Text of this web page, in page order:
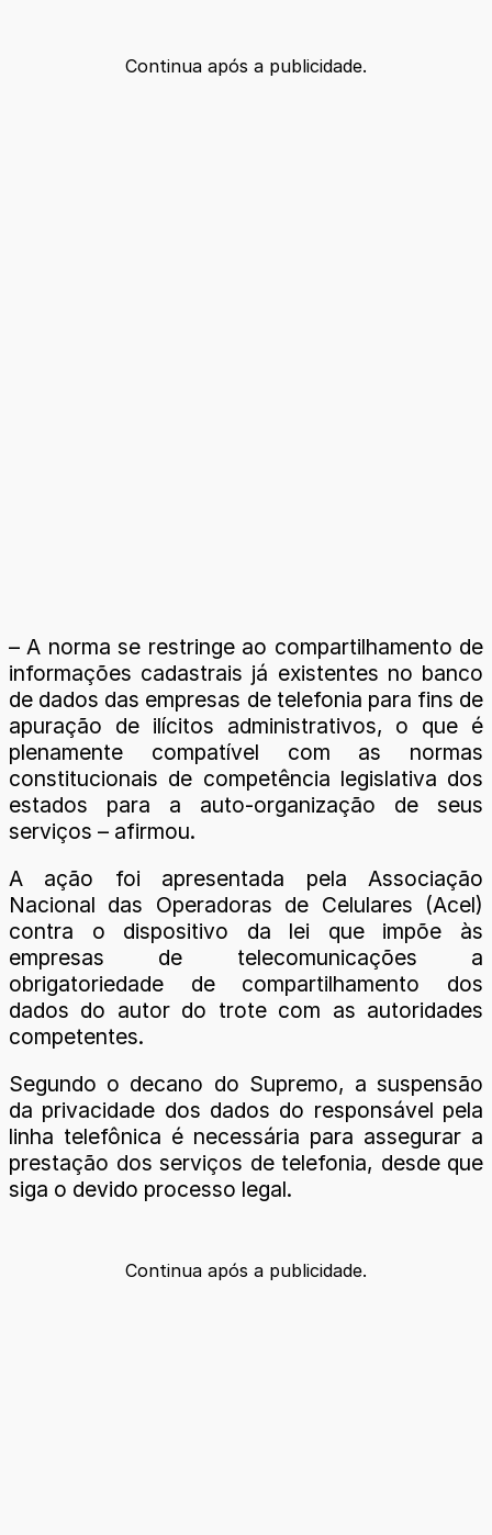
Continua após a publicidade.
– A norma se restringe ao compartilhamento de
informações cadastrais já existentes no banco
de dados das empresas de telefonia para fins de
apuração de ilícitos administrativos, o que é
plenamente compatível com as normas
constitucionais de competência legislativa dos
estados para a auto-organização de seus
serviços – afirmou.
A ação foi apresentada pela Associação
Nacional das Operadoras de Celulares (Acel)
contra o dispositivo da lei que impõe às
empresas de telecomunicações a
obrigatoriedade de compartilhamento dos
dados do autor do trote com as autoridades
competentes.
Segundo o decano do Supremo, a suspensão
da privacidade dos dados do responsável pela
linha telefônica é necessária para assegurar a
prestação dos serviços de telefonia, desde que
siga o devido processo legal.
Continua após a publicidade.